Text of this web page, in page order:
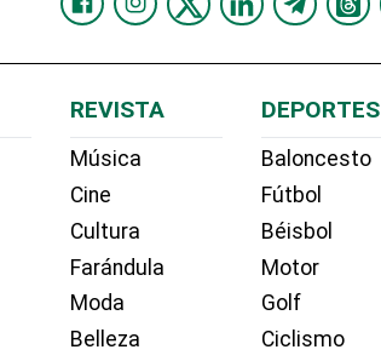
REVISTA
Música
Cine
Cultura
Farándula
Moda
Belleza
DEPORTES
Baloncesto
Fútbol
Béisbol
Motor
Golf
Ciclismo